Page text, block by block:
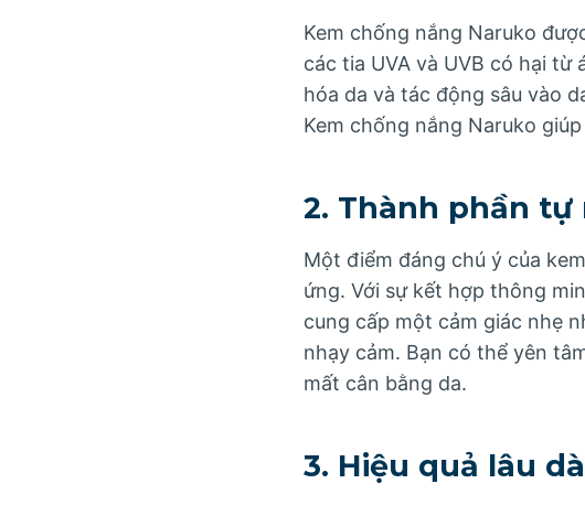
Kem chống nắng Naruko
các tia UVA và UVB có hại từ
hóa da và tác động sâu vào
Kem chống nắng Naruko
2. Thành phần
Một điểm đáng chú ý của
ứng. Với sự kết hợp thông
cung cấp một cảm giác nhẹ
nhạy cảm. Bạn có thể yên
mất cân bằng da.
3. Hiệu quả lâu